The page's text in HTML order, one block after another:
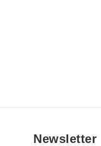
Newsletter